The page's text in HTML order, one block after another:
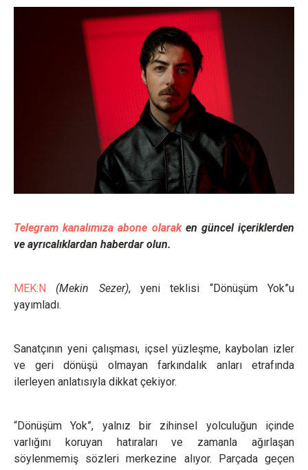
Telegram kanalımıza abone olaraken güncel içeriklerden
ve ayrıcalıklardan haberdar olun.
MEK:N (Mekin Sezer), yeni teklisi “Dönüşüm Yok”u
yayımladı.
Sanatçının yeni çalışması, içsel yüzleşme, kaybolan izler
ve geri dönüşü olmayan farkındalık anları etrafında
ilerleyen anlatısıyla dikkat çekiyor.
“Dönüşüm Yok”, yalnız bir zihinsel yolculuğun içinde
varlığını koruyan hatıraları ve zamanla ağırlaşan
söylenmemiş sözleri merkezine alıyor. Parçada geçen